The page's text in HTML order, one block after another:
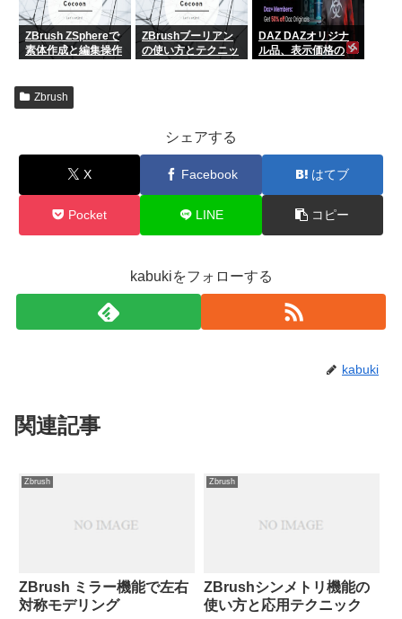
ZBrush ZSphereで
素体作成と編集操作
ZBrushブーリアン
の使い方とテクニッ
DAZ DAZオリジナ
ル品、表示価格の
Zbrush
シェアする
X Facebook はてブ
Pocket LINE コピー
kabukiをフォローする
kabuki
関連記事
Zbrush
ZBrush ミラー機能で左右
対称モデリング
Zbrush
ZBrushシンメトリ機能の
使い方と応用テクニック